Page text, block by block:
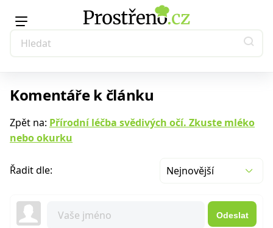
Komentáře k článku
Zpět na: Přírodní léčba svědivých očí. Zkuste mléko
nebo okurku
Řadit dle: Nejnovější
Odeslat